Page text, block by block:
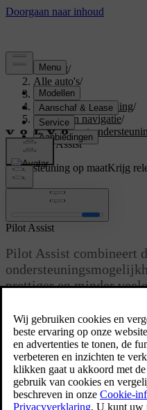
Support/
Alle auto's/
S60 2024
Gebruikershandleiding/
Rijhulp en navigatie/
Rijden met
Pilot Assist
Ondersteuning op maatKrijg
auto.
Bijgewerkt 04-04-2025
Pilot Assist
Pilot Assist combineert
prettiger en minder
het handhaven van je
het sturen bieden.